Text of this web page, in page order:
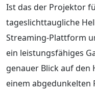
Ist das der Projektor
tageslichttaugliche
Streaming-Plattform
ein leistungsfähiges
genauer Blick auf den
einem abgedunkelten